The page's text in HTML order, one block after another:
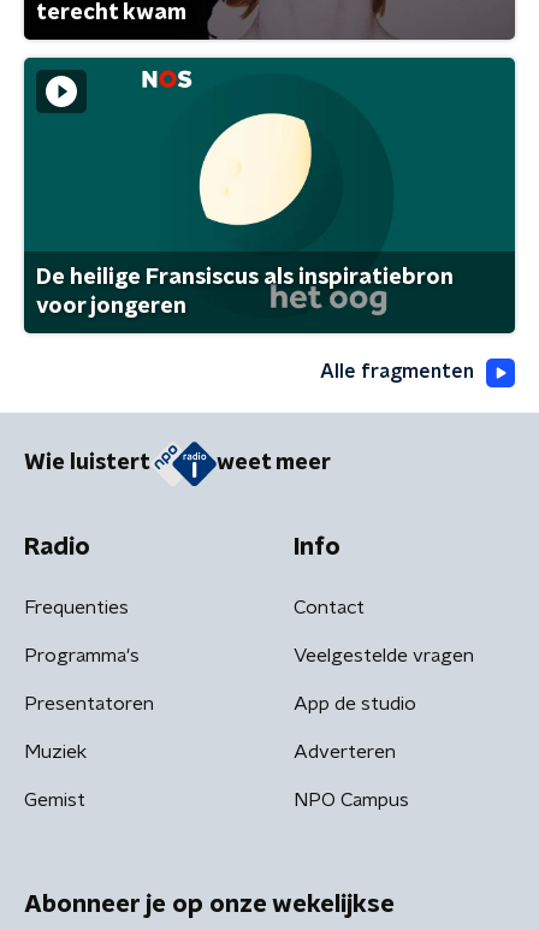
terecht kwam
De heilige Fransiscus als inspiratiebron
voor jongeren
Alle fragmenten
Wie luistert weet meer
Radio
Frequenties
Programma's
Presentatoren
Muziek
Gemist
Info
Contact
Veelgestelde vragen
App de studio
Adverteren
NPO Campus
Abonneer je op onze wekelijkse